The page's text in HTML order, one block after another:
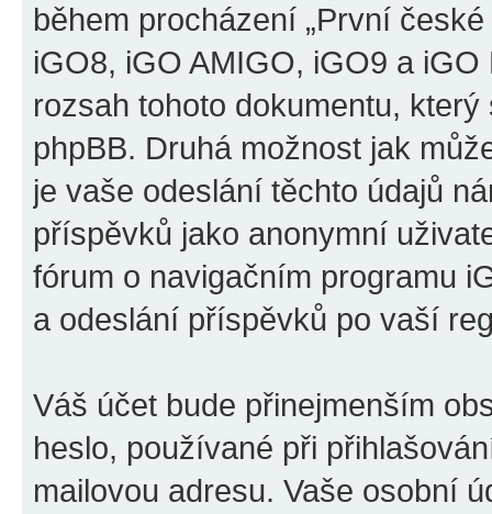
během procházení „První
iGO8, iGO AMIGO, iGO9 a
rozsah tohoto dokumentu,
phpBB. Druhá možnost jak
je vaše odeslání těchto údajů
příspěvků jako anonymní
fórum o navigačním programu
a odeslání příspěvků po vaší
Váš účet bude přinejmenším
heslo, používané při
mailovou adresu. Vaše osobní